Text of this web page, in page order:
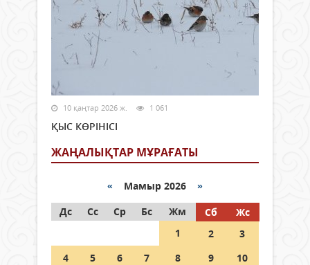
10 қаңтар 2026 ж. 1 061
ҚЫС КӨРІНІСІ
ЖАҢАЛЫҚТАР МҰРАҒАТЫ
« Мамыр 2026 »
Дс
Сс Ср Бс Жм Сб
Жс
1
2
3
4
5 6 7 8 9
10